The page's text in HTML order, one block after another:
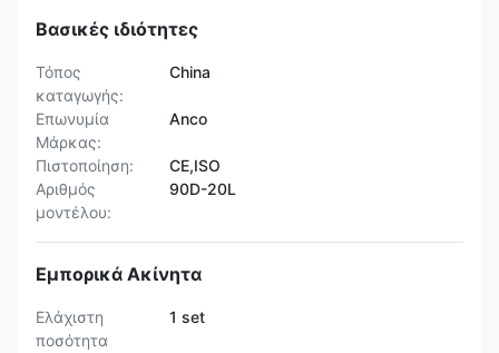
Βασικές ιδιότητες
Τόπος
καταγωγής:
China
Επωνυμία
Μάρκας:
Anco
Πιστοποίηση:
CE,ISO
Αριθμός
μοντέλου:
90D-20L
Εμπορικά Ακίνητα
Ελάχιστη
ποσότητα
1 set